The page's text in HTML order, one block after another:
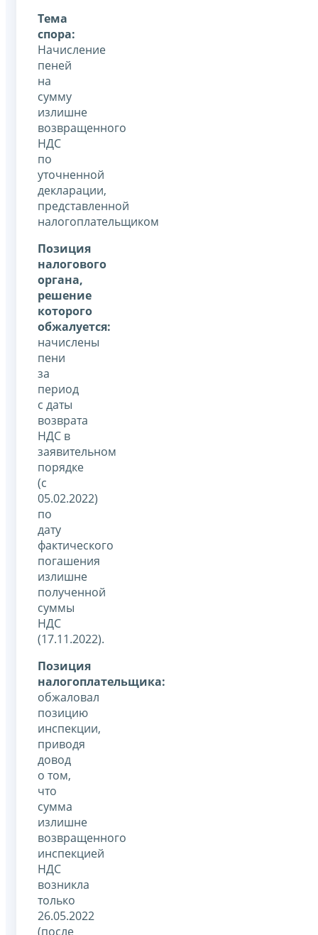
Тема
спора:
Начисление
пеней
на
сумму
излишне
возвращенного
НДС
по
уточненной
декларации,
представленной
налогоплательщиком
Позиция
налогового
органа,
решение
которого
обжалуется:
начислены
пени
за
период
с даты
возврата
НДС в
заявительном
порядке
(с
05.02.2022)
по
дату
фактического
погашения
излишне
полученной
суммы
НДС
(17.11.2022).
Позиция
налогоплательщика:
обжаловал
позицию
инспекции,
приводя
довод
о том,
что
сумма
излишне
возвращенного
инспекцией
НДС
возникла
только
26.05.2022
(после